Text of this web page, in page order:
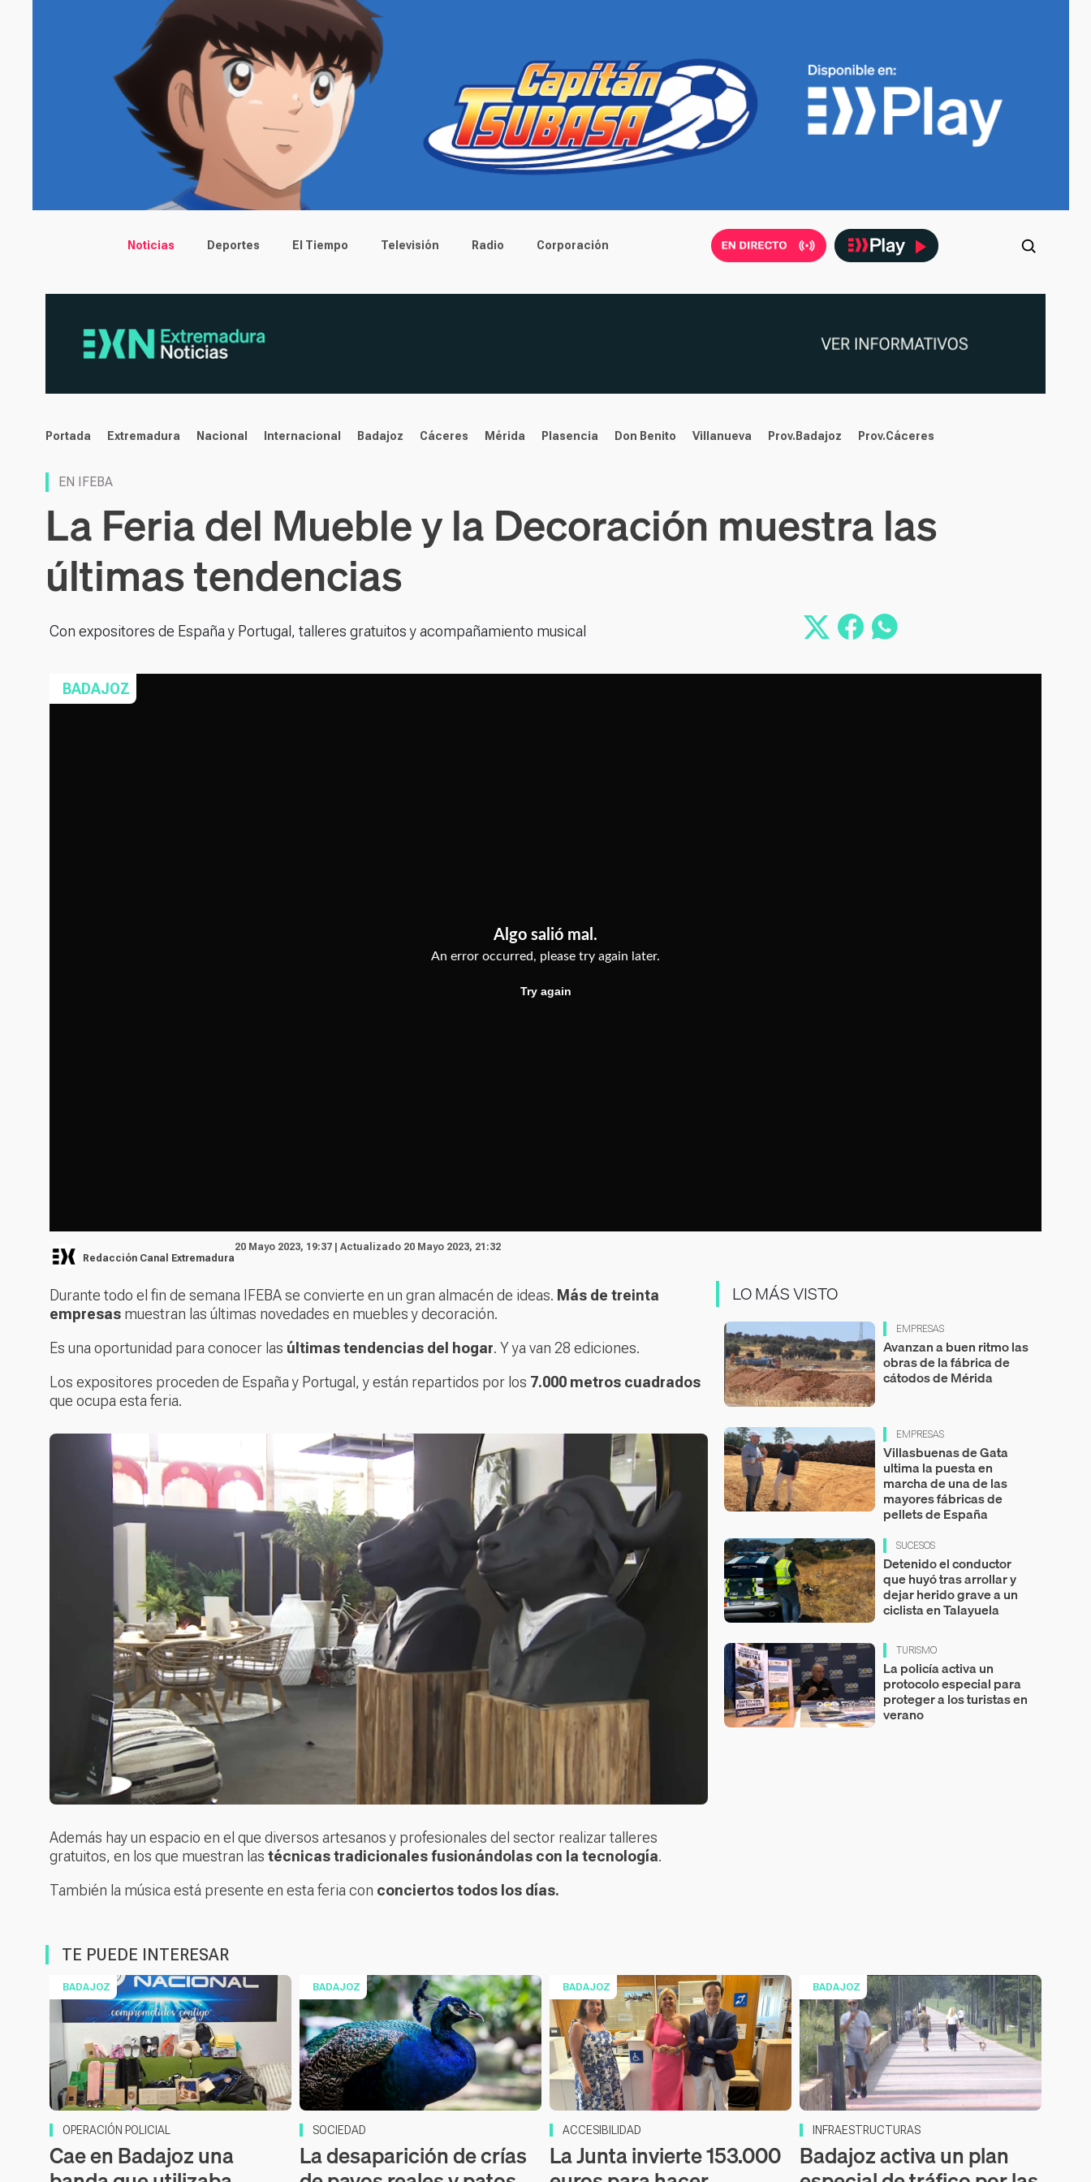
Main menu
Noticias Deportes El Tiempo Televisión Radio Corporación
noticias
Portada Extremadura Nacional Internacional Badajoz Cáceres Mérida Plasencia Don Benito Villanueva Prov.Badajoz Prov.Cáceres
EN IFEBA
La Feria del Mueble y la Decoración muestra las
últimas tendencias
Con expositores de España y Portugal, talleres gratuitos y acompañamiento musical
BADAJOZ
Redacción Canal Extremadura
20 Mayo 2023, 19:37 | Actualizado 20 Mayo 2023, 21:32
Durante todo el fin de semana IFEBA se convierte en un gran almacén de ideas. Más de treinta
empresas muestran las últimas novedades en muebles y decoración.
Es una oportunidad para conocer las últimas tendencias del hogar. Y ya van 28 ediciones.
Los expositores proceden de España y Portugal, y están repartidos por los 7.000 metros cuadrados
que ocupa esta feria.
Además hay un espacio en el que diversos artesanos y profesionales del sector realizar talleres
gratuitos, en los que muestran las técnicas tradicionales fusionándolas con la tecnología.
También la música está presente en esta feria con conciertos todos los días.
LO MÁS VISTO
EMPRESAS
Avanzan a buen ritmo las
obras de la fábrica de
cátodos de Mérida
EMPRESAS
Villasbuenas de Gata
ultima la puesta en
marcha de una de las
mayores fábricas de
pellets de España
SUCESOS
Detenido el conductor
que huyó tras arrollar y
dejar herido grave a un
ciclista en Talayuela
TURISMO
La policía activa un
protocolo especial para
proteger a los turistas en
verano
TE PUEDE INTERESAR
BADAJOZ
OPERACIÓN POLICIAL
Cae en Badajoz una
BADAJOZ
SOCIEDAD
La desaparición de crías
BADAJOZ
ACCESIBILIDAD
La Junta invierte 153.000
BADAJOZ
INFRAESTRUCTURAS
Badajoz activa un plan